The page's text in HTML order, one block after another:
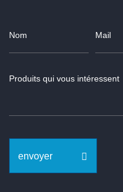
envoyer